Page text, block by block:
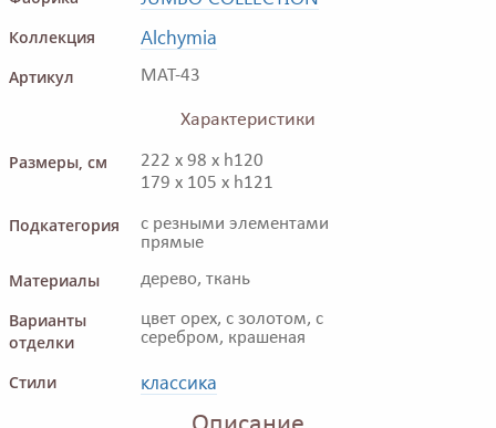
Коллекция Alchymia
Артикул MAT-43
Характеристики
Размеры, см
222 x 98 x h120
179 x 105 x h121
Подкатегория
с резными элементами
прямые
Материалы дерево, ткань
Варианты
отделки
цвет орех, с золотом, с
серебром, крашеная
Стили классика